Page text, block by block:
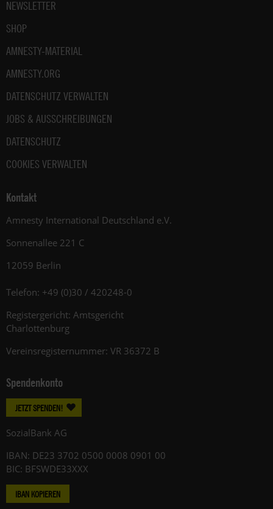
NEWSLETTER
SHOP
AMNESTY-MATERIAL
AMNESTY.ORG
DATENSCHUTZ VERWALTEN
JOBS & AUSSCHREIBUNGEN
DATENSCHUTZ
COOKIES VERWALTEN
Kontakt
Amnesty International Deutschland e.V.
Sonnenallee 221 C
12059 Berlin
Telefon: +49 (0)30 / 420248-0
Registergericht: Amtsgericht
Charlottenburg
Vereinsregisternummer: VR 36372 B
Spendenkonto
JETZT SPENDEN!
SozialBank AG
IBAN: DE23 3702 0500 0008 0901 00
BIC: BFSWDE33XXX
IBAN KOPIEREN